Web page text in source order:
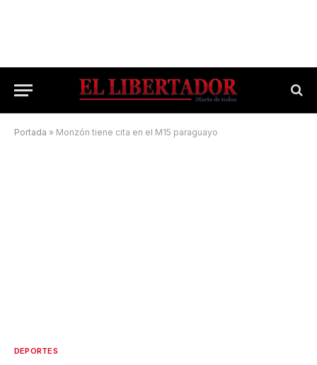
Portada » Monzón tiene cita en el M15 paraguayo
DEPORTES